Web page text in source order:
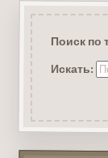
Поиск по
Искать: